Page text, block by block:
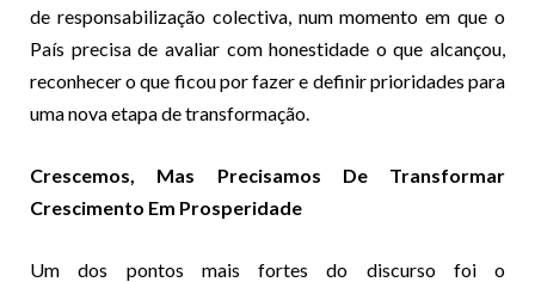
de responsabilização colectiva, num momento em que o
País precisa de avaliar com honestidade o que alcançou,
reconhecer o que ficou por fazer e definir prioridades para
uma nova etapa de transformação.
Crescemos, Mas Precisamos De Transformar
Crescimento Em Prosperidade
Um dos pontos mais fortes do discurso foi o